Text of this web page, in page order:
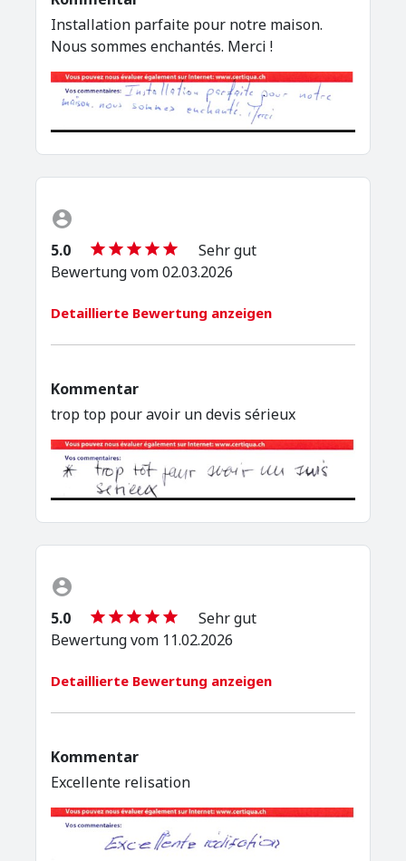
Installation parfaite pour notre maison.
Nous sommes enchantés. Merci !
5.0
Sehr gut
Bewertung vom 02.03.2026
Detaillierte Bewertung anzeigen
Kommentar
trop top pour avoir un devis sérieux
5.0
Sehr gut
Bewertung vom 11.02.2026
Detaillierte Bewertung anzeigen
Kommentar
Excellente relisation